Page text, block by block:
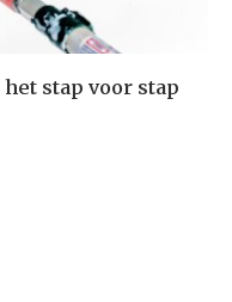
stap voor stap